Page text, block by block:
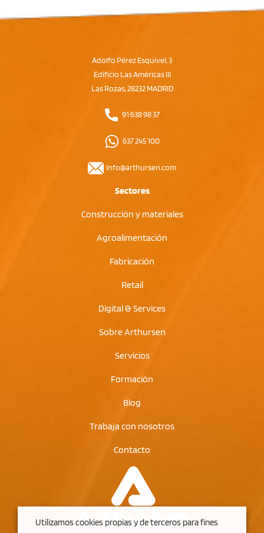
Adolfo Pérez Esquivel, 3
Edificio Las Américas III
Las Rozas, 28232 MADRID
91 638 98 37
637 245 100
info@arthursen.com
Sectores
Construcción y materiales
Agroalimentación
Fabricación
Retail
Digital & Services
Sobre Arthursen
Servicios
Formación
Blog
Trabaja con nosotros
Contacto
Utilizamos cookies propias y de terceros para fines